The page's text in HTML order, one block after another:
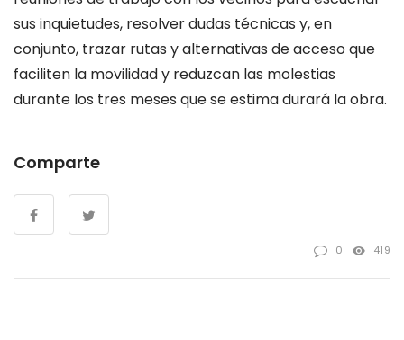
sus inquietudes, resolver dudas técnicas y, en
conjunto, trazar rutas y alternativas de acceso que
faciliten la movilidad y reduzcan las molestias
durante los tres meses que se estima durará la obra.
Comparte
0 419